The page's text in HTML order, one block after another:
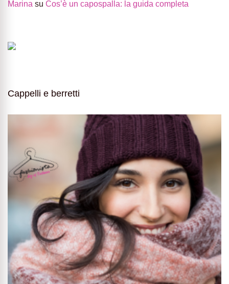
Marina su Cos’è un capospalla: la guida completa
Cappelli e berretti